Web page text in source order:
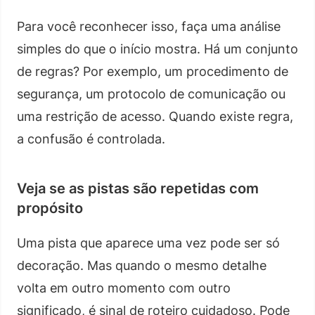
Para você reconhecer isso, faça uma análise
simples do que o início mostra. Há um conjunto
de regras? Por exemplo, um procedimento de
segurança, um protocolo de comunicação ou
uma restrição de acesso. Quando existe regra,
a confusão é controlada.
Veja se as pistas são repetidas com
propósito
Uma pista que aparece uma vez pode ser só
decoração. Mas quando o mesmo detalhe
volta em outro momento com outro
significado, é sinal de roteiro cuidadoso. Pode